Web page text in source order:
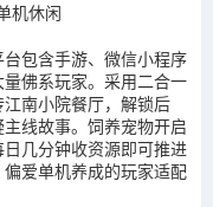
机休闲
包含手游、微信小程序
佛系玩家。采用二合一
南小院餐厅，解锁后
线故事。饲养宠物开启
几分钟收资源即可推进
爱单机养成的玩家适配